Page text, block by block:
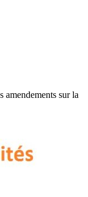
amendements sur la